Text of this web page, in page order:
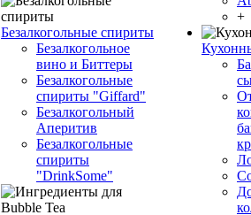
Безалкогольные спириты
Безалкогольное
вино и Биттеры
Безалкогольные
спириты "Giffard"
Безалкогольный
Аперитив
Безалкогольные
спириты
"DrinkSome"
+